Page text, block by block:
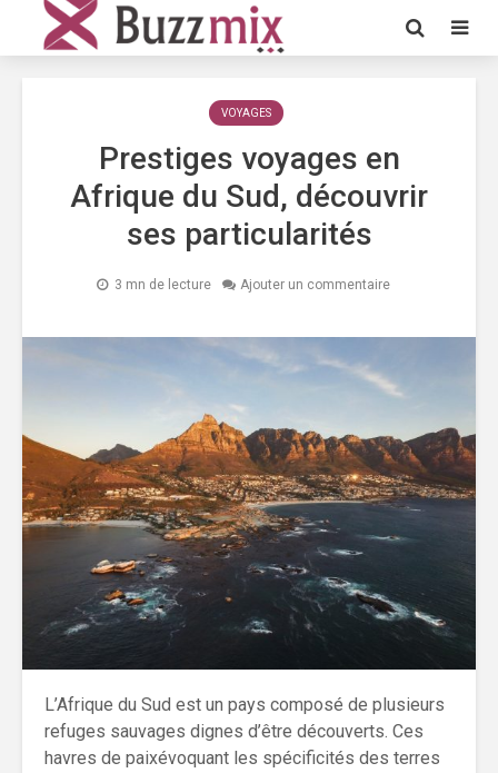
VOYAGES
Prestiges voyages en
Afrique du Sud, découvrir
ses particularités
3 mn de lecture Ajouter un commentaire
L’Afrique du Sud est un pays composé de plusieurs
refuges sauvages dignes d’être découverts. Ces
havres de paixévoquant les spécificités des terres